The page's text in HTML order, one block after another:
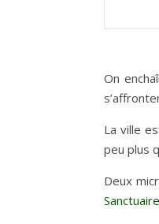
On
La ville
peu plus
Deux